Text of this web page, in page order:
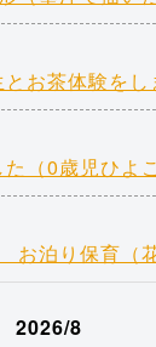
お茶体験をし
（0歳児ひよこ
泊り保育（花
2026/8